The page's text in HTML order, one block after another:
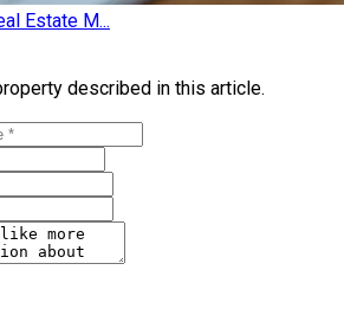
Estate M...
described in this article.